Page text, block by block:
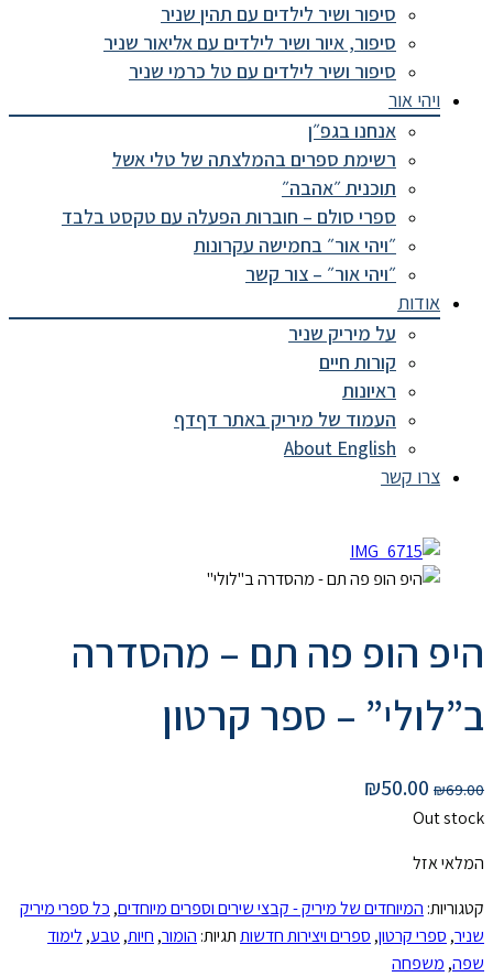
סיפור ושיר לילדים עם תהין שניר
סיפור, איור ושיר לילדים עם אליאור שניר
סיפור ושיר לילדים עם טל כרמי שניר
אור
אנחנו בגפ״ן
רשימת ספרים בהמלצתה של טלי אשל
תוכנית ״אהבה״
ספרי סולם – חוברות הפעלה עם טקסט בלבד
״ויהי אור״ בחמישה עקרונות
״ויהי אור״ – צור קשר
על מיריק שניר
קורות חיים
ראיונות
העמוד של מיריק באתר דףדף
About English
קשר
הופ פה תם – מהסדרה
– ספר קרטון
₪
המיוחדים של מיריק - קבצי שירים וספרים מיוחדים,כל ספרי מיריק
קרטון,ספרים ויצירות חדשותתגיות:הומור,חיות,טבע ,לימוד